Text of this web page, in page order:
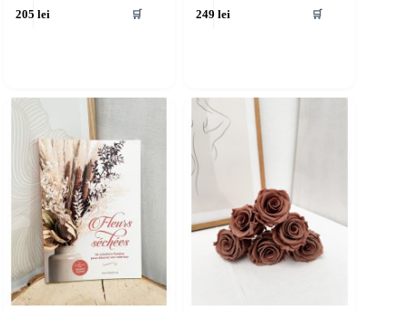
205lei 🛒 249lei 🛒